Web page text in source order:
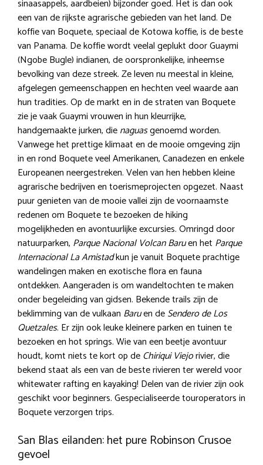
sinaasappels, aardbeien) bijzonder goed. Het is dan ook
een van de rijkste agrarische gebieden van het land. De
koffie van Boquete, speciaal de Kotowa koffie, is de beste
van Panama. De koffie wordt veelal geplukt door Guaymi
(Ngobe Bugle) indianen, de oorspronkelijke, inheemse
bevolking van deze streek. Ze leven nu meestal in kleine,
afgelegen gemeenschappen en hechten veel waarde aan
hun tradities. Op de markt en in de straten van Boquete
zie je vaak Guaymi vrouwen in hun kleurrijke,
handgemaakte jurken, dienaguasgenoemd worden.
Vanwege het prettige klimaat en de mooie omgeving zijn
in en rond Boquete veel Amerikanen, Canadezen en enkele
Europeanen neergestreken. Velen van hen hebben kleine
agrarische bedrijven en toerismeprojecten opgezet. Naast
puur genieten van de mooie vallei zijn de voornaamste
redenen om Boquete te bezoeken de hiking
mogelijkheden en avontuurlijke excursies. Omringd door
natuurparken, Parque Nacional Volcan Baruen het Parque
Internacional La Amistadkun je vanuit Boquete prachtige
wandelingen maken en exotische flora en fauna
ontdekken. Aangeraden is om wandeltochten te maken
onder begeleiding van gidsen. Bekende trails zijn de
beklimming van de vulkaan Baruen deSendero de Los
Quetzales. Er zijn ook leuke kleinere parken en tuinen te
bezoeken en hot springs. Wie van een beetje avontuur
houdt, komt niets te kort op deChiriqui Viejorivier, die
bekend staat als een van de beste rivieren ter wereld voor
whitewater rafting en kayaking! Delen van de rivier zijn ook
geschikt voor beginners. Gespecialiseerde touroperators in
Boquete verzorgen trips.
San Blas eilanden: het pure Robinson Crusoe
gevoel